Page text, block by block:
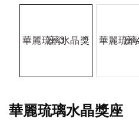
華麗琉璃水晶獎座